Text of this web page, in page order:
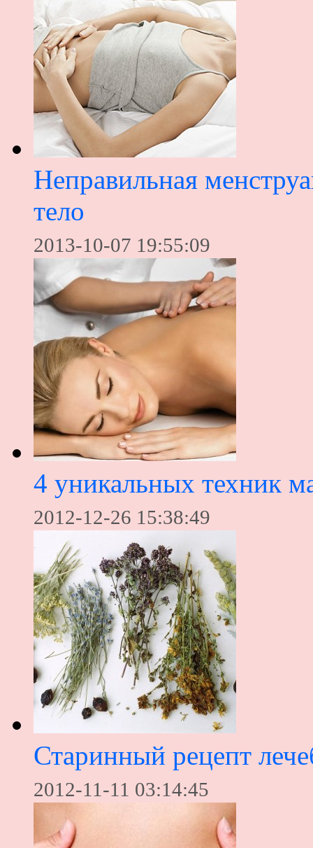
Неправильная
тело
2013-10-07 19:55:09
4 уникальных техник
2012-12-26 15:38:49
Старинный рецепт
2012-11-11 03:14:45